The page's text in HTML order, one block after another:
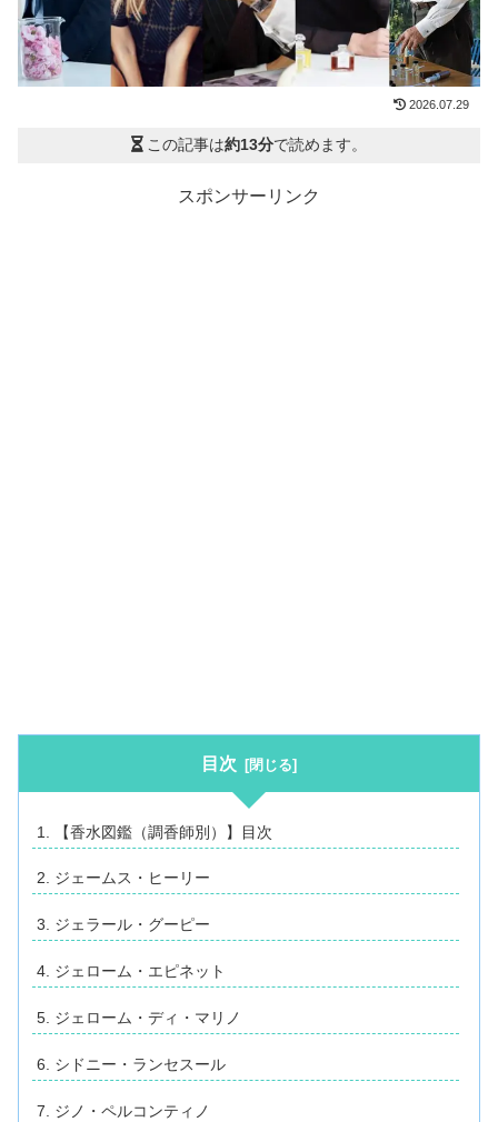
2026.07.29
この記事は約13分で読めます。
スポンサーリンク
目次
【香水図鑑（調香師別）】目次
ジェームス・ヒーリー
ジェラール・グーピー
ジェローム・エピネット
ジェローム・ディ・マリノ
シドニー・ランセスール
ジノ・ペルコンティノ